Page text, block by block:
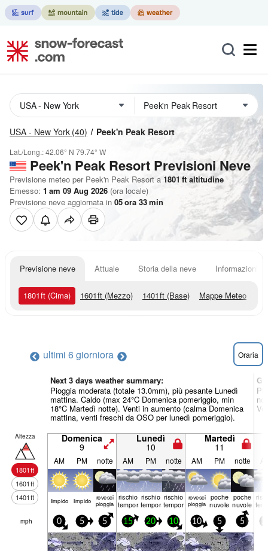
USA - New York (40) Peek'n Peak Resort
Lat./Long.:42.06° N 79.74° W
Peek'n Peak Resort Previsioni Neve
Previsione meteo per Peek'n Peak Resort a 1801 ft altitudine
Emesso: 1 am 09 Aug 2026 (ora locale)
Previsione neve aggiornata in 05ora 33min
Previsione neve Attuale Storia della neve Informazioni
1801ft (Cima) 1601ft (Mezzo) 1401ft (Base) Mappe Meteo
ultimi 6 giorniora Oraria
Next 3 days weather summary:
Pioggia moderata (totale 13.0mm), più pesante Lunedì
mattina. Caldo (max 24°C Domenica pomeriggio, min
18°C Martedì notte). Venti in aumento (calma Domenica
mattina, venti freschi da OSO per lunedì pomeriggio).
Altezza
1801ft
1601ft
1401ft
Domenica
9
Lunedì
10
Martedì
11
AM PM notte AM PM notte AM PM notte
limp­ido limp­ido rovesci
pioggia
rischio
temporale
rischio
temporale
rischio
temporale
rovesci
pioggia
poche
nuvole
poche
nuvole
mph 0 5 5 15 20 10 10 5 5